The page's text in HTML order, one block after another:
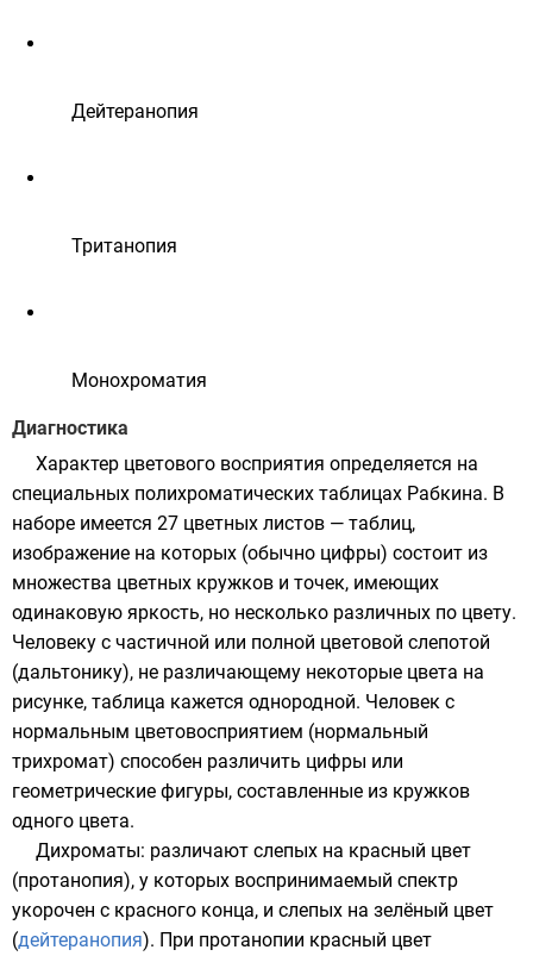
Дейтеранопия
Тританопия
Монохроматия
Диагностика
Характер цветового восприятия определяется на
специальных полихроматических таблицах Рабкина. В
наборе имеется 27 цветных листов — таблиц,
изображение на которых (обычно цифры) состоит из
множества цветных кружков и точек, имеющих
одинаковую яркость, но несколько различных по цвету.
Человеку с частичной или полной цветовой слепотой
(дальтонику), не различающему некоторые цвета на
рисунке, таблица кажется однородной. Человек с
нормальным цветовосприятием (нормальный
трихромат) способен различить цифры или
геометрические фигуры, составленные из кружков
одного цвета.
Дихроматы: различают слепых на красный цвет
(протанопия), у которых воспринимаемый спектр
укорочен с красного конца, и слепых на зелёный цвет
(дейтеранопия). При протанопии красный цвет